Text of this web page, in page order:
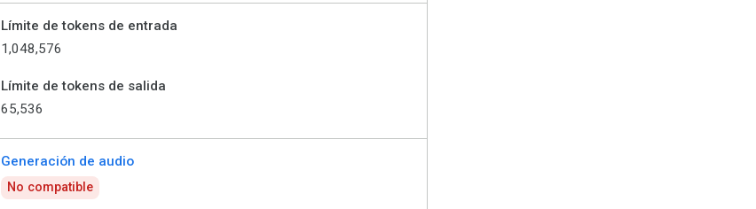
Límite de tokens de entrada
1,048,576
Límite de tokens de salida
65,536
Generación de audio
No compatible